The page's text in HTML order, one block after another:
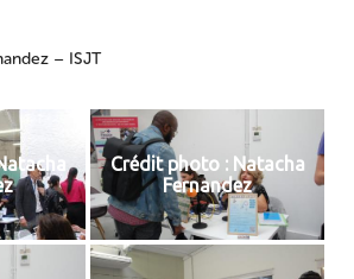
– ISJT
Crédit photo : Natacha
Fernandez